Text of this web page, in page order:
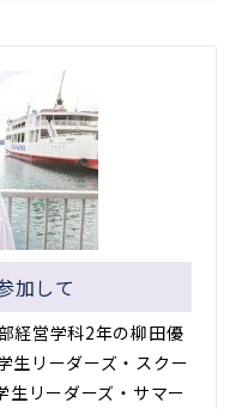
加して
経営学科2年の柳田優
生リーダーズ・スクー
生リーダーズ・サマー